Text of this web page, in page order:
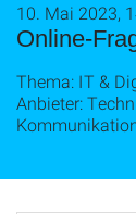
Online-
10. Mai 2023,
Thema: IT &
Anbieter: